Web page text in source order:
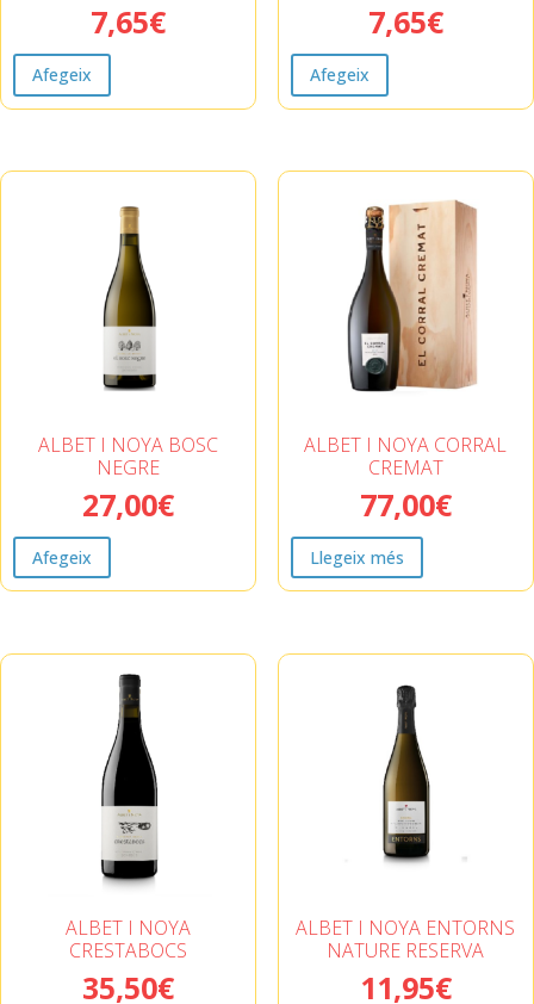
7,65€
Afegeix
7,65€
Afegeix
ALBET I NOYA BOSC
NEGRE
27,00€
Afegeix
ALBET I NOYA CORRAL
CREMAT
77,00€
Llegeix més
ALBET I NOYA
CRESTABOCS
35,50€
ALBET I NOYA ENTORNS
NATURE RESERVA
11,95€